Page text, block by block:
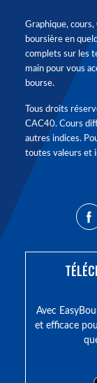
Graphique,
boursière en
complets sur les
main pour vous
bourse.
Tous droits
CAC40. Cours
autres indices.
toutes valeurs et
Avec
et efficace